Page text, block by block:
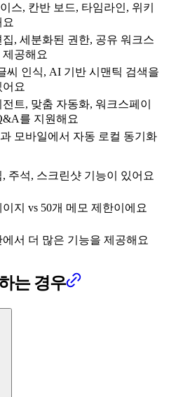
스, 칸반 보드, 타임라인, 위키
집, 세분화된 권한, 공유 워크스
공해요
씨 인식, AI 기반 시맨틱 검색을
요
트, 맞춤 자동화, 워크스페이
를 지원해요
모바일에서 자동 로컬 동기화
주석, 스크린샷 기능이 있어요
지 vs 50개 메모 제한이에요
에서 더 많은 기능을 제공해요
는 경우